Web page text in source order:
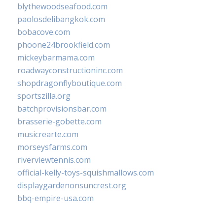
blythewoodseafood.com
paolosdelibangkok.com
bobacove.com
phoone24brookfield.com
mickeybarmama.com
roadwayconstructioninc.com
shopdragonflyboutique.com
sportszilla.org
batchprovisionsbar.com
brasserie-gobette.com
musicrearte.com
morseysfarms.com
riverviewtennis.com
official-kelly-toys-squishmallows.com
displaygardenonsuncrest.org
bbq-empire-usa.com